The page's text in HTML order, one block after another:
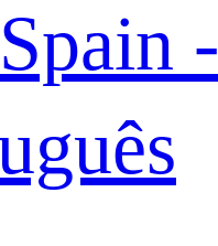
Spain -